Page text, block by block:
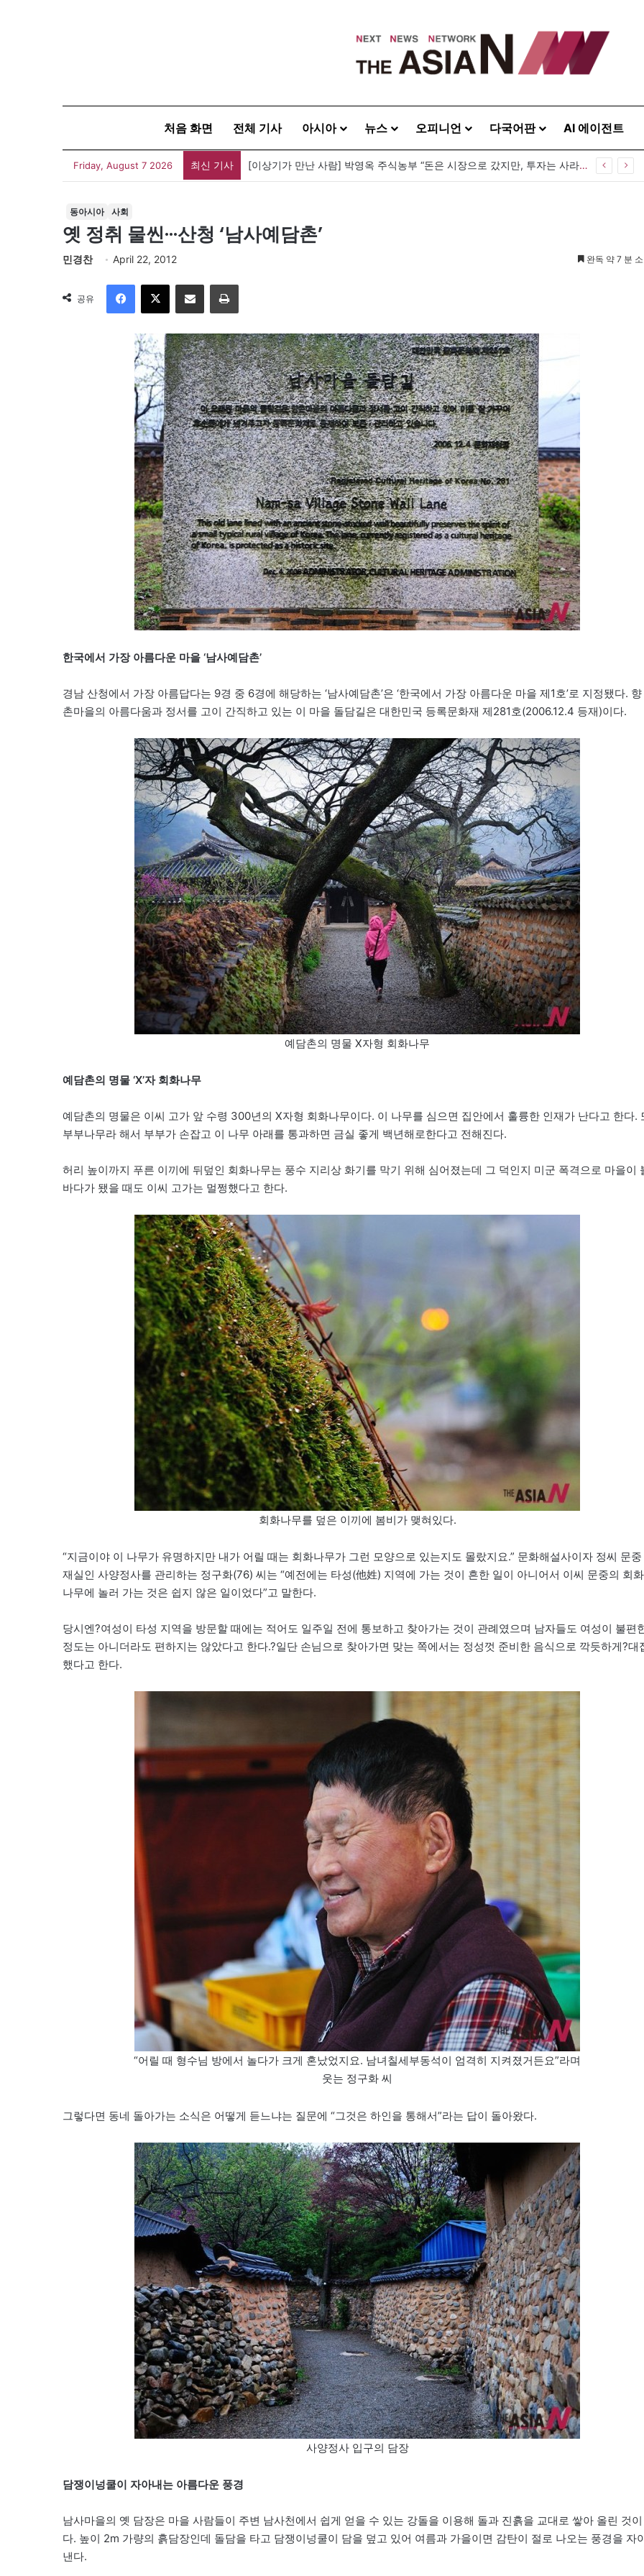
처음 화면 전체 기사 아시아 뉴스 오피니언 다국어판 AI 에이전트
Friday, August 7 2026 최신 기사 [신간] 대통령의 등 뒤 1미터…“보이지 않는 자리에서 누구를 지킨다는 것”
동아시아 사회
옛 정취 물씬···산청 ‘남사예담촌’
민경찬 April 22, 2012 완독 약 7 분
공유
이메일
한국에서 가장 아름다운 마을 ‘남사예담촌’
경남 산청에서 가장 아름답다는 9경 중 6경에 해당하는 ‘남사예담촌’은 ‘한국에서 가장 아름다운 마을 제1호’로 지정됐다. 향
촌마을의 아름다움과 정서를 고이 간직하고 있는 이 마을 돌담길은 대한민국 등록문화재 제281호(2006.12.4 등재)이다.
예담촌의 명물 X자형 회화나무
예담촌의 명물 ‘X’자 회화나무
예담촌의 명물은 이씨 고가 앞 수령 300년의 X자형 회화나무이다. 이 나무를 심으면 집안에서 훌륭한 인재가 난다고 한다.
부부나무라 해서 부부가 손잡고 이 나무 아래를 통과하면 금실 좋게 백년해로한다고 전해진다.
허리 높이까지 푸른 이끼에 뒤덮인 회화나무는 풍수 지리상 화기를 막기 위해 심어졌는데 그 덕인지 미군 폭격으로 마을이
바다가 됐을 때도 이씨 고가는 멀쩡했다고 한다.
회화나무를 덮은 이끼에 봄비가 맺혀있다.
“지금이야 이 나무가 유명하지만 내가 어릴 때는 회화나무가 그런 모양으로 있는지도 몰랐지요.” 문화해설사이자 정씨 문중
재실인 사양정사를 관리하는 정구화(76) 씨는 “예전에는 타성(他姓) 지역에 가는 것이 흔한 일이 아니어서 이씨 문중의 회화
나무에 놀러 가는 것은 쉽지 않은 일이었다”고 말한다.
당시엔?여성이 타성 지역을 방문할 때에는 적어도 일주일 전에 통보하고 찾아가는 것이 관례였으며 남자들도 여성이 불편
정도는 아니더라도 편하지는 않았다고 한다.?일단 손님으로 찾아가면 맞는 쪽에서는 정성껏 준비한 음식으로 깍듯하게?대
했다고 한다.
“어릴 때 형수님 방에서 놀다가 크게 혼났었지요. 남녀칠세부동석이 엄격히 지켜졌거든요”라며
웃는 정구화 씨
그렇다면 동네 돌아가는 소식은 어떻게 듣느냐는 질문에 “그것은 하인을 통해서”라는 답이 돌아왔다.
사양정사 입구의 담장
담쟁이넝쿨이 자아내는 아름다운 풍경
남사마을의 옛 담장은 마을 사람들이 주변 남사천에서 쉽게 얻을 수 있는 강돌을 이용해 돌과 진흙을 교대로 쌓아 올린 것이
다. 높이 2m 가량의 흙담장인데 돌담을 타고 담쟁이넝쿨이 담을 덮고 있어 여름과 가을이면 감탄이 절로 나오는 풍경을 자
낸다.